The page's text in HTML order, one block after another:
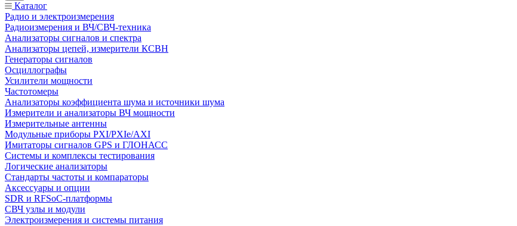
Каталог
Радио и электроизмерения
Радиоизмерения и ВЧ/СВЧ-техника
Анализаторы сигналов и спектра
Анализаторы цепей, измерители КСВН
Генераторы сигналов
Осциллографы
Усилители мощности
Частотомеры
Анализаторы коэффициента шума и источники шума
Измерители и анализаторы ВЧ мощности
Измерительные антенны
Модульные приборы PXI/PXIe/AXI
Имитаторы сигналов GPS и ГЛОНАСС
Системы и комплексы тестирования
Логические анализаторы
Стандарты частоты и компараторы
Аксессуары и опции
SDR и RFSoC‑платформы
СВЧ узлы и модули
Электроизмерения и системы питания